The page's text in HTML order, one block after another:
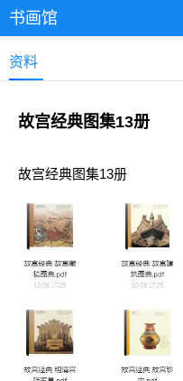
书画馆
资料
故宫经典图集13册
故宫经典图集13册